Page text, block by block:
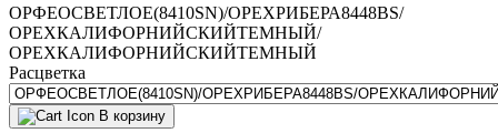
ОРФЕОСВЕТЛОЕ(8410SN)/ОРЕХРИБЕРА8448BS/
ОРЕХКАЛИФОРНИЙСКИЙТЕМНЫЙ/
ОРЕХКАЛИФОРНИЙСКИЙТЕМНЫЙ
Расцветка
В корзину